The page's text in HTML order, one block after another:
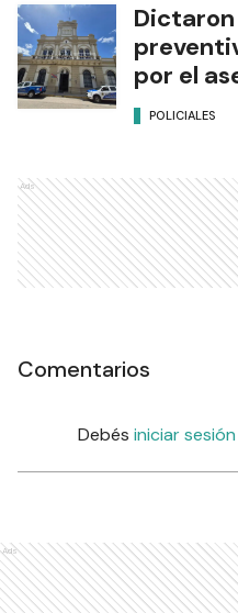
por el
POLICIALES
Ads
Comentarios
Debés iniciar sesión
Ads